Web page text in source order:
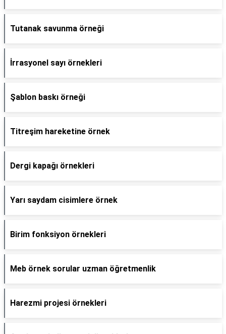
Tutanak savunma örneği
İrrasyonel sayı örnekleri
Şablon baskı örneği
Titreşim hareketine örnek
Dergi kapağı örnekleri
Yarı saydam cisimlere örnek
Birim fonksiyon örnekleri
Meb örnek sorular uzman öğretmenlik
Harezmi projesi örnekleri